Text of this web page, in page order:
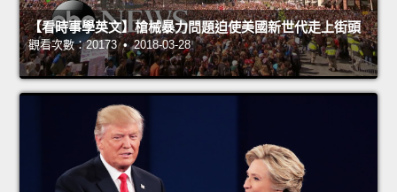
【看時事學英文】槍械暴力問題迫使美國新世代走上街頭
觀看次數：20173 • 2018-03-28